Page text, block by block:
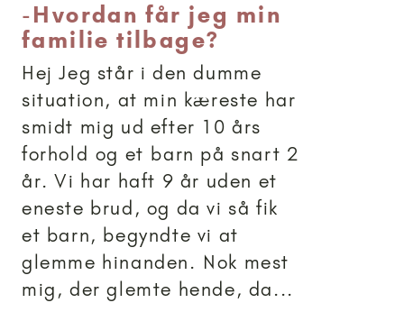
-Hvordan får jeg min
familie tilbage?
Hej Jeg står i den dumme
situation, at min kæreste har
smidt mig ud efter 10 års
forhold og et barn på snart 2
år. Vi har haft 9 år uden et
eneste brud, og da vi så fik
et barn, begyndte vi at
glemme hinanden. Nok mest
mig, der glemte hende, da...